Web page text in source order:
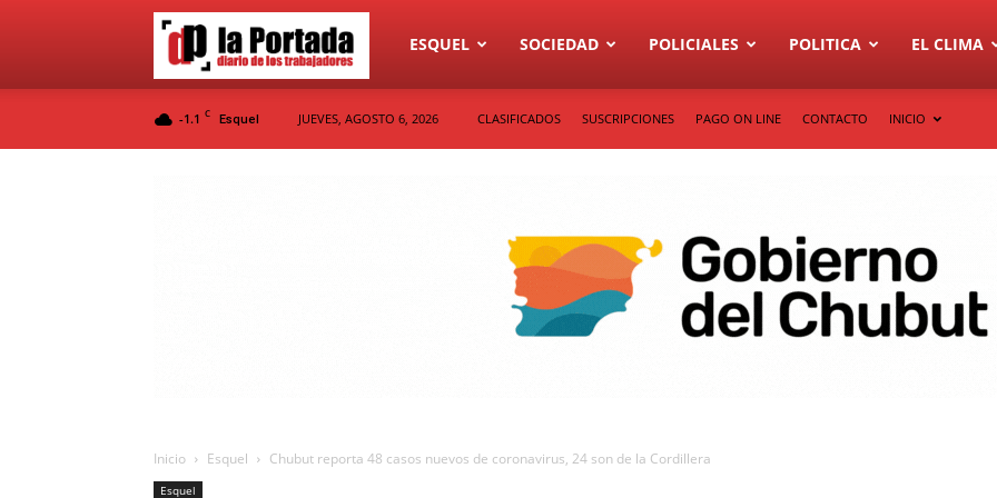
Diario
La
ESQUEL SOCIEDAD POLICIALES POLITICA EL CLIMA
-1.1 C Esquel JUEVES, AGOSTO 6, 2026 CLASIFICADOS SUSCRIPCIONES PAGO ON LINE CONTACTO INICIO
Inicio Esquel Chubut reporta 48 casos nuevos de coronavirus, 24 son de la Cordillera
Esquel